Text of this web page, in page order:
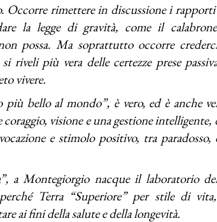
Occorre rimettere in discussione i
la legge di gravità, come il
possa. Ma soprattutto occorre
riveli più vera delle certezze prese
vivere.
bello al mondo”, è vero, ed è anche
coraggio, visione e una gestione
e stimolo positivo, tra paradosso,
a Montegiorgio nacque il laboratorio
Terra “Superiore” per stile di vita,
ai fini della salute e della longevità.